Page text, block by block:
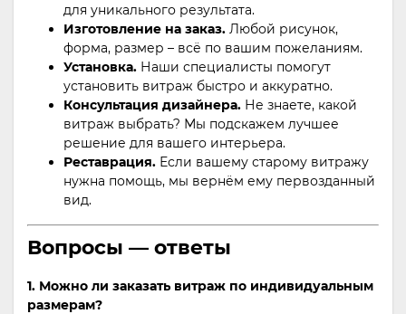
для уникального результата.
Изготовление на заказ. Любой рисунок,
форма, размер – всё по вашим пожеланиям.
Установка. Наши специалисты помогут
установить витраж быстро и аккуратно.
Консультация дизайнера. Не знаете, какой
витраж выбрать? Мы подскажем лучшее
решение для вашего интерьера.
Реставрация. Если вашему старому витражу
нужна помощь, мы вернём ему первозданный
вид.
Вопросы — ответы
1. Можно ли заказать витраж по индивидуальным
размерам?